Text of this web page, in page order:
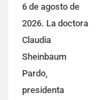
6 de agosto de
2026. La doctora
Claudia
Sheinbaum
Pardo,
presidenta